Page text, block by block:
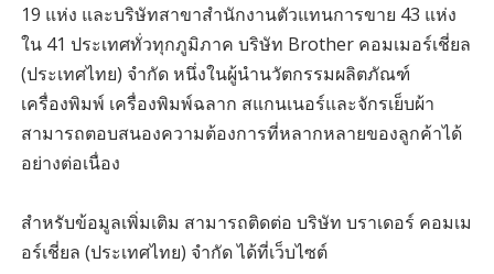
19 แห่ง และบริษัทสาขาสำนักงานตัวแทนการขาย 43 แห่ง
ใน 41 ประเทศทั่วทุกภูมิภาค บริษัท Brother คอมเมอร์เชี่ยล
(ประเทศไทย) จำกัด หนึ่งในผู้นำนวัตกรรมผลิตภัณฑ์
เครื่องพิมพ์ เครื่องพิมพ์ฉลาก สแกนเนอร์และจักรเย็บผ้า
สามารถตอบสนองความต้องการที่หลากหลายของลูกค้าได้
อย่างต่อเนื่อง
สำหรับข้อมูลเพิ่มเติม สามารถติดต่อ บริษัท บราเดอร์ คอมเม
อร์เชี่ยล (ประเทศไทย) จำกัด ได้ที่เว็บไซต์